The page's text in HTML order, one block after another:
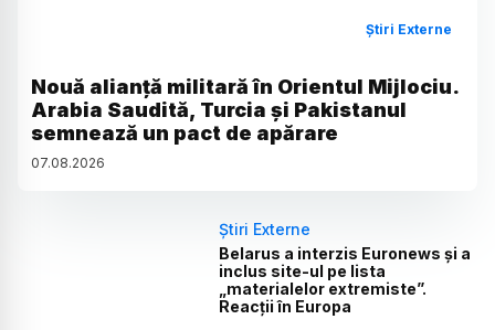
Știri Externe
Nouă alianță militară în Orientul Mijlociu.
Arabia Saudită, Turcia și Pakistanul
semnează un pact de apărare
07.08.2026
Știri Externe
Belarus a interzis Euronews și a
inclus site-ul pe lista
„materialelor extremiste”.
Reacții în Europa